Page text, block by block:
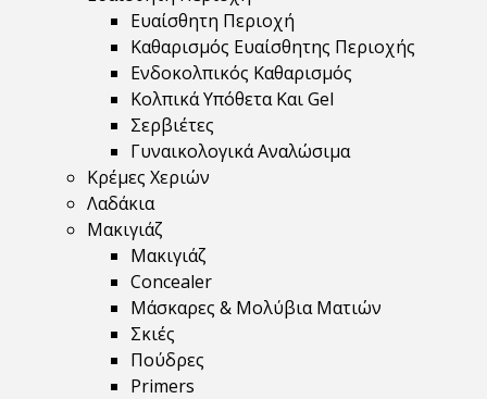
Ευαίσθητη Περιοχή
Καθαρισμός Ευαίσθητης Περιοχής
Ενδοκολπικός Καθαρισμός
Κολπικά Υπόθετα Και Gel
Σερβιέτες
Γυναικολογικά Αναλώσιμα
Κρέμες Χεριών
Λαδάκια
Μακιγιάζ
Μακιγιάζ
Concealer
Μάσκαρες & Μολύβια Ματιών
Σκιές
Πούδρες
Primers